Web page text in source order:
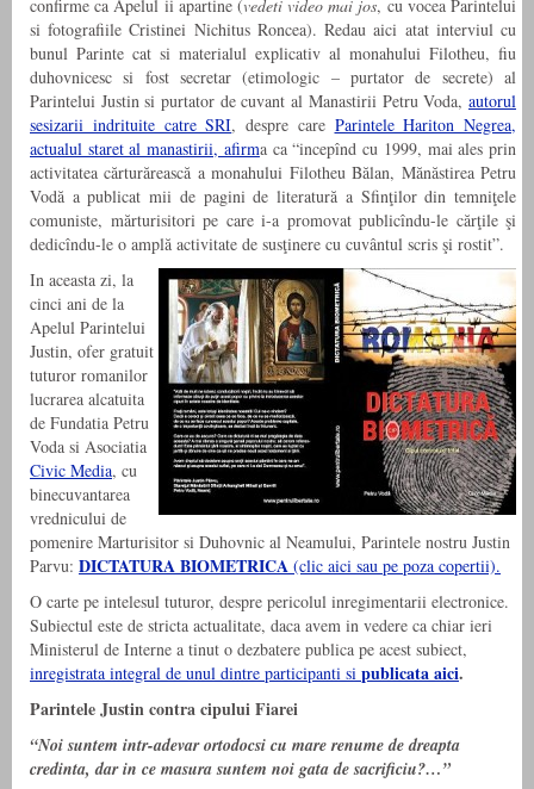
confirme ca Apelul ii apartine (vedeti video mai jos, cu vocea Parintelui
si fotografiile Cristinei Nichitus Roncea). Redau aici atat interviul cu
bunul Parinte cat si materialul explicativ al monahului Filotheu, fiu
duhovnicesc si fost secretar (etimologic – purtator de secrete) al
Parintelui Justin si purtator de cuvant al Manastirii Petru Voda, autorul
sesizarii indrituite catre SRI, despre care Parintele Hariton Negrea,
actualul staret al manastirii, afirma ca “incepînd cu 1999, mai ales prin
activitatea cărturărească a monahului Filotheu Bălan, Mănăstirea Petru
Vodă a publicat mii de pagini de literatură a Sfinţilor din temniţele
comuniste, mărturisitori pe care i-a promovat publicîndu-le cărţile şi
dedicîndu-le o amplă activitate de susţinere cu cuvântul scris şi rostit”.
In aceasta zi, la
cinci ani de la
Apelul Parintelui
Justin, ofer gratuit
tuturor romanilor
lucrarea alcatuita
de Fundatia Petru
Voda si Asociatia
Civic Media, cu
binecuvantarea
vrednicului de
pomenire Marturisitor si Duhovnic al Neamului, Parintele nostru Justin
Parvu: DICTATURA BIOMETRICA (clic aici sau pe poza copertii).
O carte pe intelesul tuturor, despre pericolul inregimentarii electronice.
Subiectul este de stricta actualitate, daca avem in vedere ca chiar ieri
Ministerul de Interne a tinut o dezbatere publica pe acest subiect,
inregistrata integral de unul dintre participanti si publicata aici.
Parintele Justin contra cipului Fiarei
“Noi suntem intr-adevar ortodocsi cu mare renume de dreapta
credinta, dar in ce masura suntem noi gata de sacrificiu?…”